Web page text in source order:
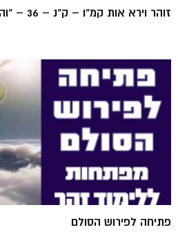
זוהר וירא אות קמ"ו – ק"נ – 36 – "והנה בן...
פתיחה לפירוש הסולם